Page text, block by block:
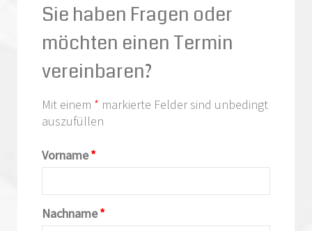
Sie haben Fragen oder
möchten einen Termin
vereinbaren?
Mit einem * markierte Felder sind unbedingt
auszufüllen
Vorname*
Nachname*